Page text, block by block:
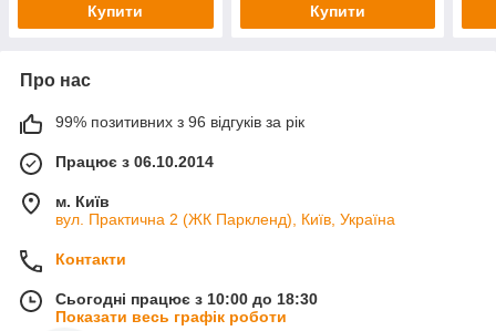
Купити Купити
Про нас
99% позитивних з 96 відгуків за рік
Працює з 06.10.2014
м. Київ
вул. Практична 2 (ЖК Паркленд), Київ, Україна
Контакти
Сьогодні працює з 10:00 до 18:30
Показати весь графік роботи